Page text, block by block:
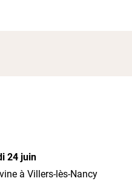
24 juin
à Villers-lès-Nancy